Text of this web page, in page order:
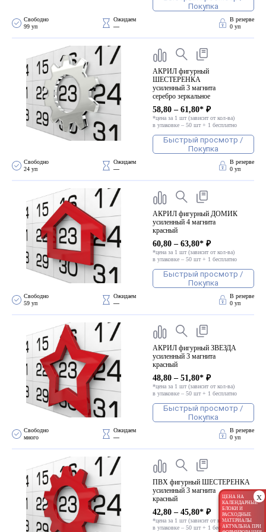
По макету заказчика, в
том числе с УФ печатью
Дополнительная информация
Каталог "Комплектующие
для календарей, расходные
материалы для печати,
переплета, отделки"
Частые вопросы
x
ЦЕНА НА
КАЛЕНДАРНЫЕ
БЛОКИ И
РАСХОДНЫЕ
МАТЕРИАЛЫ
АКТУАЛЬНА ПРИ
Покупка
Свободно
99 уп
Ожидаем
—
В резерве
0 уп
АКРИЛ фигурный
ШЕСТЕРЕНКА
усиленный 3 магнита
серебро зеркальное
58,80 – 61,80* ₽
*цена за 1 шт (зависит от кол-ва)
в упаковке – 50 шт + 1 бесплатно
Быстрый просмотр /
Покупка
Свободно
24 уп
Ожидаем
—
В резерве
0 уп
АКРИЛ фигурный ДОМИК
усиленный 4 магнита
красный
60,80 – 63,80* ₽
*цена за 1 шт (зависит от кол-ва)
в упаковке – 50 шт + 1 бесплатно
Быстрый просмотр /
Покупка
Свободно
59 уп
Ожидаем
—
В резерве
0 уп
АКРИЛ фигурный ЗВЕЗДА
усиленный 3 магнита
красный
48,80 – 51,80* ₽
*цена за 1 шт (зависит от кол-ва)
в упаковке – 50 шт + 1 бесплатно
Быстрый просмотр /
Покупка
Свободно
много
Ожидаем
—
В резерве
0 уп
ПВХ фигурный ШЕСТЕРЕНКА
усиленный 3 магнита
красный
42,80 – 45,80* ₽
*цена за 1 шт (зависит от кол-ва)
в упаковке – 50 шт + 1 бесплатно